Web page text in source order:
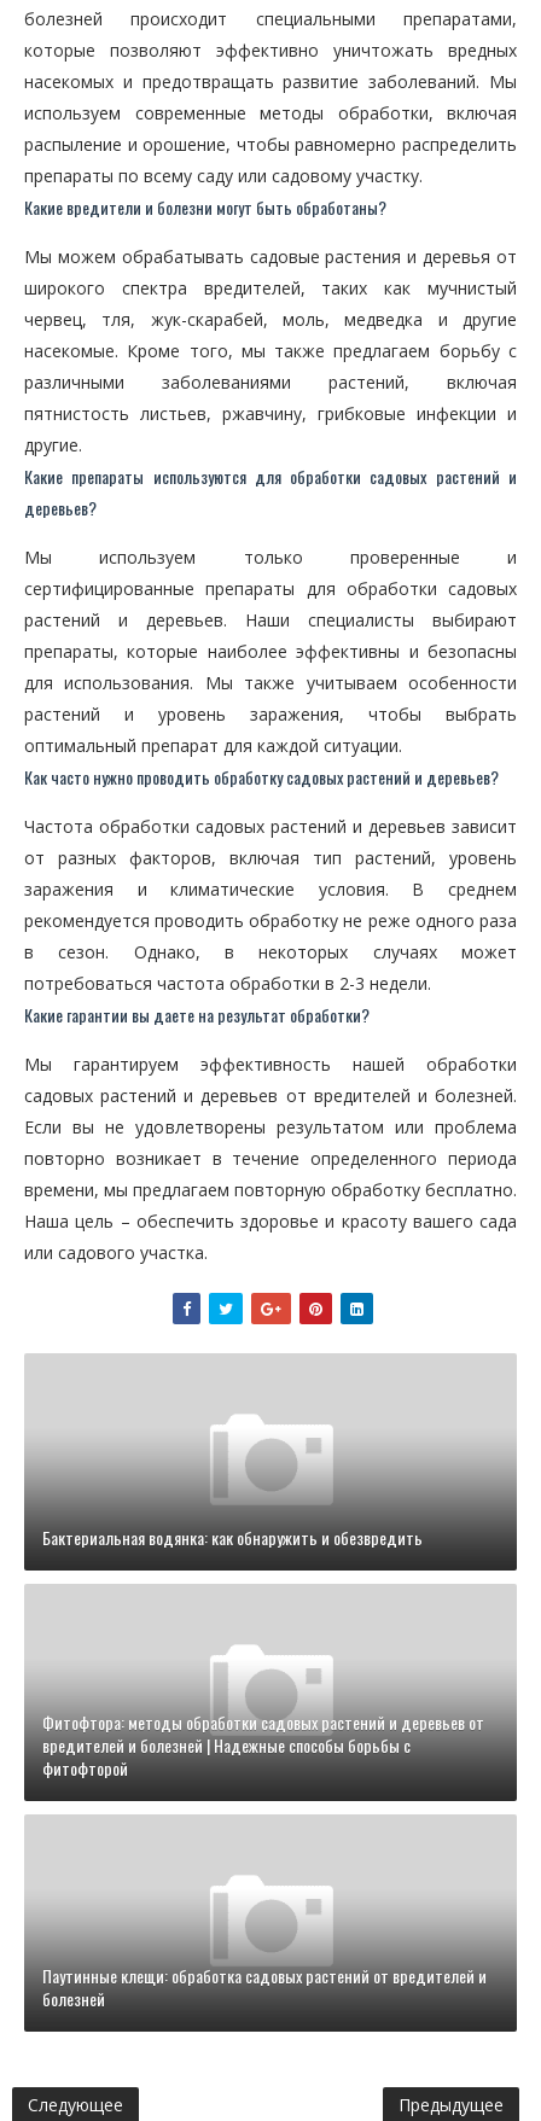
болезней происходит специальными препаратами,
которые позволяют эффективно уничтожать вредных
насекомых и предотвращать развитие заболеваний. Мы
используем современные методы обработки, включая
распыление и орошение, чтобы равномерно распределить
препараты по всему саду или садовому участку.
Какие вредители и болезни могут быть обработаны?
Мы можем обрабатывать садовые растения и деревья от
широкого спектра вредителей, таких как мучнистый
червец, тля, жук-скарабей, моль, медведка и другие
насекомые. Кроме того, мы также предлагаем борьбу с
различными заболеваниями растений, включая
пятнистость листьев, ржавчину, грибковые инфекции и
другие.
Какие препараты используются для обработки садовых растений и
деревьев?
Мы используем только проверенные и
сертифицированные препараты для обработки садовых
растений и деревьев. Наши специалисты выбирают
препараты, которые наиболее эффективны и безопасны
для использования. Мы также учитываем особенности
растений и уровень заражения, чтобы выбрать
оптимальный препарат для каждой ситуации.
Как часто нужно проводить обработку садовых растений и деревьев?
Частота обработки садовых растений и деревьев зависит
от разных факторов, включая тип растений, уровень
заражения и климатические условия. В среднем
рекомендуется проводить обработку не реже одного раза
в сезон. Однако, в некоторых случаях может
потребоваться частота обработки в 2-3 недели.
Какие гарантии вы даете на результат обработки?
Мы гарантируем эффективность нашей обработки
садовых растений и деревьев от вредителей и болезней.
Если вы не удовлетворены результатом или проблема
повторно возникает в течение определенного периода
времени, мы предлагаем повторную обработку бесплатно.
Наша цель – обеспечить здоровье и красоту вашего сада
или садового участка.
Бактериальная водянка: как обнаружить и обезвредить
Фитофтора: методы обработки садовых растений и деревьев от
вредителей и болезней | Надежные способы борьбы с
фитофторой
Паутинные клещи: обработка садовых растений от вредителей и
болезней
Следующее Предыдущее